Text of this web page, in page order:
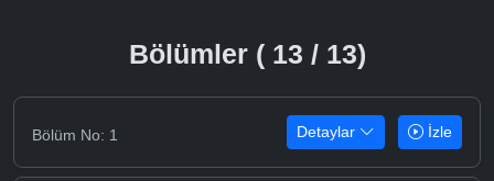
Bölümler ( 13 / 13)
Bölüm No: 1 Detaylar İzle